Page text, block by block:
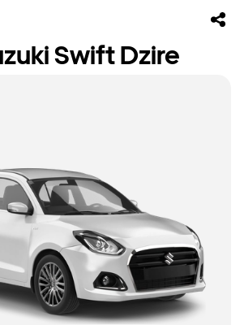
Swift Dzire